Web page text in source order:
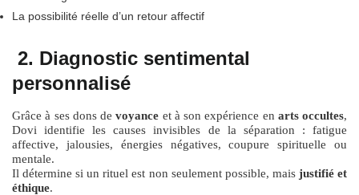
La possibilité réelle d’un retour affectif
2. Diagnostic sentimental
personnalisé
Grâce à ses dons devoyance et à son expérience en arts occultes,
Dovi identifie les causes invisibles de la séparation : fatigue
affective, jalousies, énergies négatives, coupure spirituelle ou
mentale.
Il détermine si un rituel est non seulement possible, mais justifié et
éthique.